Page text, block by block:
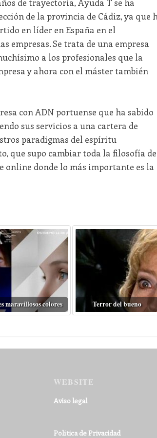
de trayectoria, Ayuda T se ha
de la provincia de Cádiz, ya que
en líder en España en el
empresas. Se trata de una empresa
a los profesionales que la
y ahora con el máster también
con ADN portuense que ha sabido
sus servicios a una cartera de
paradigmas del espíritu
que supo cambiar toda la filosofía de
online donde lo más importante es la
maravillosos colores Terror del bueno
WEBSITE
Aviso legal
Política de Privacidad